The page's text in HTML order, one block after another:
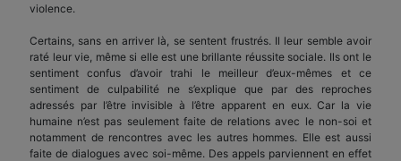
violence.
Certains, sans en arriver là, se sentent frustrés. Il leur semble avoir
raté leur vie, même si elle est une brillante réussite sociale. Ils ont le
sentiment confus d’avoir trahi le meilleur d’eux-mêmes et ce
sentiment de culpabilité ne s’explique que par des reproches
adressés par l’être invisible à l’être apparent en eux. Car la vie
humaine n’est pas seulement faite de relations avec le non-soi et
notamment de rencontres avec les autres hommes. Elle est aussi
faite de dialogues avec soi-même. Des appels parviennent en effet